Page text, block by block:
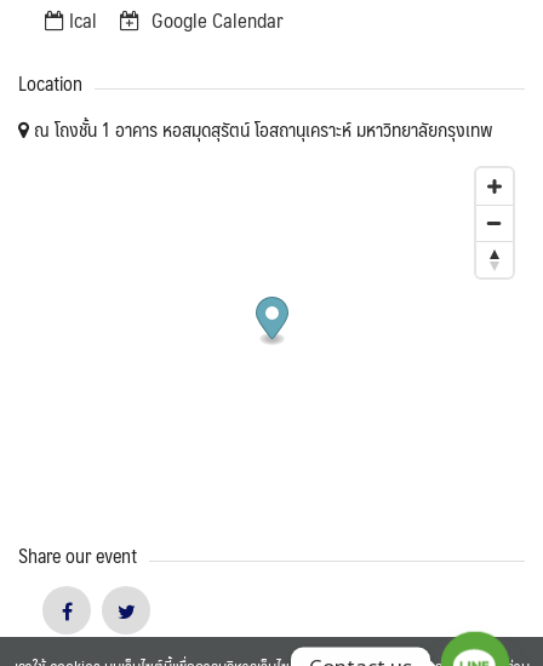
Ical Google Calendar
Location
ณ โถงชั้น 1 อาคาร หอสมุดสุรัตน์ โอสถานุเคราะห์ มหาวิทยาลัยกรุงเทพ
Share our event